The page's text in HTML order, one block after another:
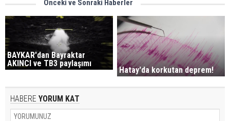
Önceki ve Sonraki Haberler
BAYKAR'dan Bayraktar
AKINCI ve TB3 paylaşımı
Hatay'da korkutan deprem!
HABERE YORUM KAT